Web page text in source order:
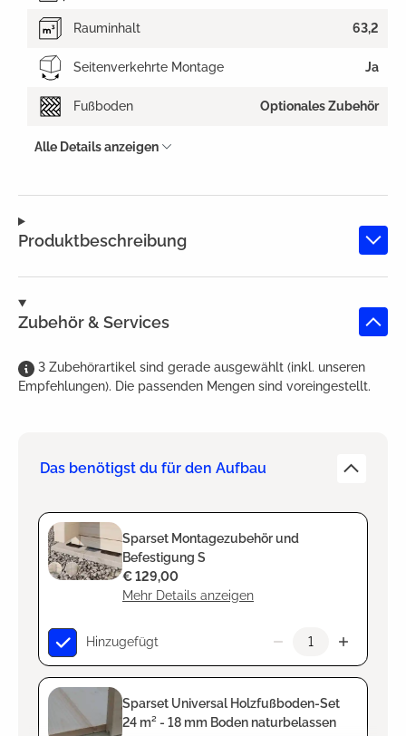
Produktbeschreibung
Zubehör & Services
3 Zubehörartikel sind gerade ausgewählt (inkl. unseren
Empfehlungen). Die passenden Mengen sind voreingestellt.
Das benötigst du für den Aufbau
Sparset Montagezubehör und
Befestigung S
Mehr Details anzeigen
€ 129,00
Hinzugefügt
Sparset Universal Holzfußboden-Set
24 m² - 18 mm Boden naturbelassen
Rauminhalt 63,2
Seitenverkehrte Montage Ja
Fußboden Optionales Zubehör
Alle Details anzeigen